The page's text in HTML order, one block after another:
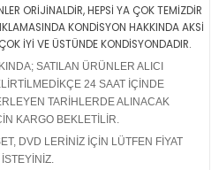
ORİJİNALDİR, HEPSİ YA ÇOK TEMİZDİR
KONDİSYON HAKKINDA AKSİ
İYİ VE ÜSTÜNDE KONDİSYONDADIR.
SATILAN ÜRÜNLER ALICI
24 SAAT İÇİNDE
TARİHLERDE ALINACAK
KARGO BEKLETİLİR.
DVD LERİNİZ İÇİN LÜTFEN FİYAT
İSTEYİNİZ.